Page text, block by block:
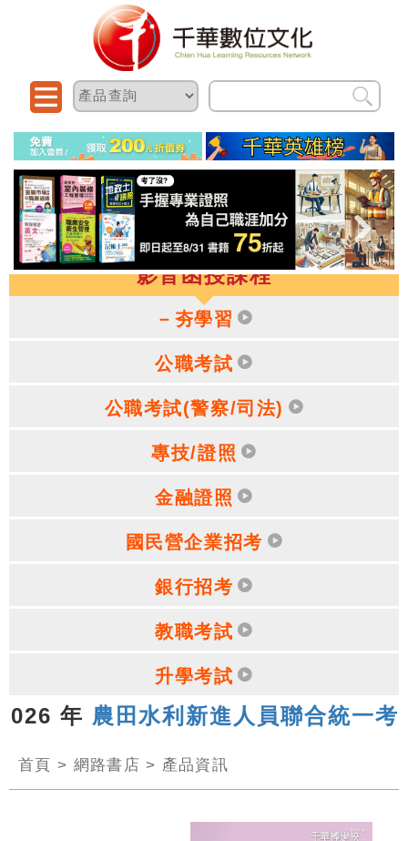
影音函授課程
－夯學習
公職考試
公職考試(警察/司法)
專技/證照
金融證照
國民營企業招考
銀行招考
教職考試
升學考試
年 農田水利新進人員聯合統一考試
首頁 > 網路書店 > 產品資訊